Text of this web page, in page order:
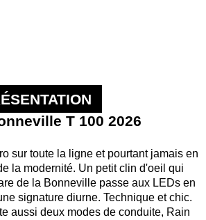
T 100 2026
sur toute la ligne et pourtant jamais en
la modernité. Un petit clin d'oeil qui
de la Bonneville passe aux LEDs en
signature diurne. Technique et chic.
aussi deux modes de conduite, Rain